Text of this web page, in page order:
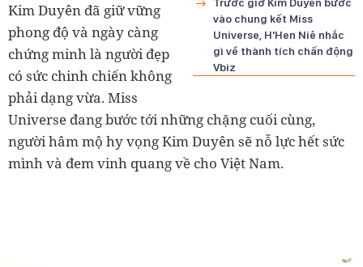
vào chung kết Miss
Universe, H'Hen Niê nhắc
gì về thành tích chấn động
Vbiz
Kim Duyên đã giữ vững
phong độ và ngày càng
chứng minh là người đẹp
có sức chinh chiến không
phải dạng vừa. Miss
Universe đang bước tới những chặng cuối cùng,
người hâm mộ hy vọng Kim Duyên sẽ nỗ lực hết sức
mình và đem vinh quang về cho Việt Nam.